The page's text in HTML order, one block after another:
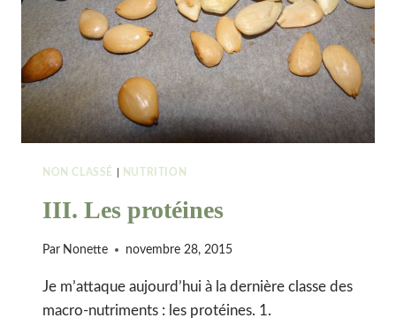
NON CLASSÉ NUTRITION
III. Les protéines
Par Nonette novembre 28, 2015
Je m’attaque aujourd’hui à la dernière classe des
macro-nutriments : les protéines. 1.